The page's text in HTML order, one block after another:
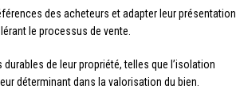
des acheteurs et adapter leur présentation
le processus de vente.
de leur propriété, telles que l’isolation
déterminant dans la valorisation du bien.